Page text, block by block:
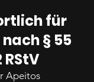
für
§ 55
RStV
Apeitos